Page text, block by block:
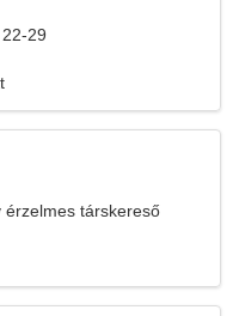
29
érzelmes társkereső